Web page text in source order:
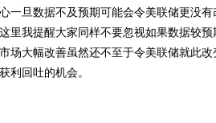
一旦数据不及预期可能会令美联储更没
里我提醒大家同样不要忽视如果数据较
场大幅改善虽然还不至于令美联储就此
利回吐的机会。